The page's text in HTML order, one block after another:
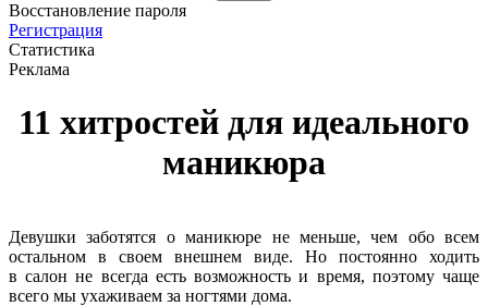
Восстановление пароля
Регистрация
Статистика
Реклама
11 хитростей для идеального
маникюра
Девушки заботятся о маникюре не меньше, чем обо всем
остальном в своем внешнем виде. Но постоянно ходить
в салон не всегда есть возможность и время, поэтому чаще
всего мы ухаживаем за ногтями дома.